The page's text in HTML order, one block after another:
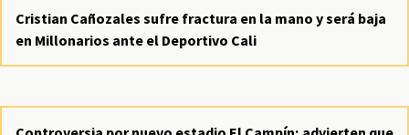
Cristian Cañozales sufre fractura en la mano y será baja
en Millonarios ante el Deportivo Cali